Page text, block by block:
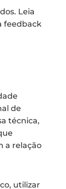
Leia
feedback
de
técnica,
a relação
utilizar